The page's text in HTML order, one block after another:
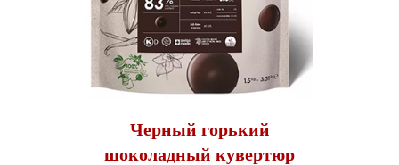
Черный горький
шоколадный кувертюр